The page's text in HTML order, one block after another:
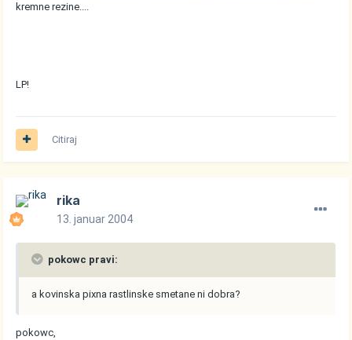
kremne rezine....
LP!
Citiraj
rika
13. januar 2004
pokowc pravi:
a kovinska pixna rastlinske smetane ni dobra?
pokowc,